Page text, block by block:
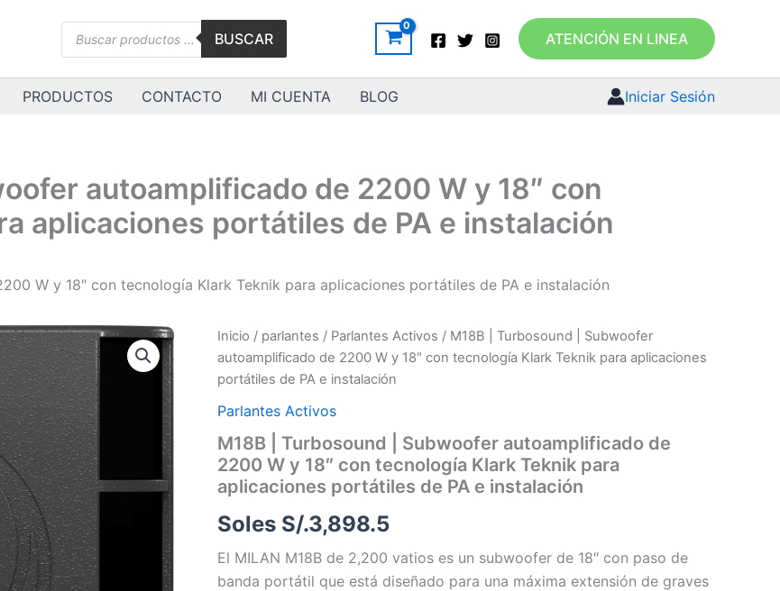
Búsqueda
BUSCAR ATENCIÓN EN LINEA
PRODUCTOS CONTACTO MI CUENTA BLOG Iniciar Sesión
autoamplificado de 2200 W y 18″ con
aplicaciones portátiles de PA e instalación
W y 18″ con tecnología Klark Teknik para aplicaciones portátiles de PA e instalación
Inicio / parlantes / Parlantes Activos / M18B | Turbosound | Subwoofer
autoamplificado de 2200 W y 18″ con tecnología Klark Teknik para aplicaciones
portátiles de PA e instalación
Parlantes Activos
M18B | Turbosound | Subwoofer autoamplificado de
2200 W y 18″ con tecnología Klark Teknik para
aplicaciones portátiles de PA e instalación
Soles S/.3,898.5
El MILAN M18B de 2,200 vatios es un subwoofer de 18″ con paso de
banda portátil que está diseñado para una máxima extensión de graves